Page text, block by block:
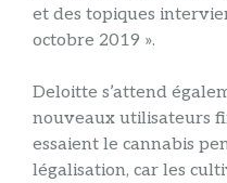
et des topiques
octobre 2019 ».
Deloitte s’attend
nouveaux utilisateurs
essaient le cannabis
légalisation, car les